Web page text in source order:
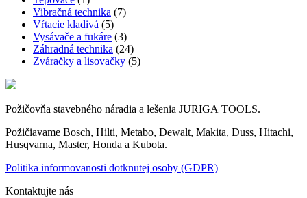
Vibračná technika (7)
Vŕtacie kladivá (5)
Vysávače a fukáre (3)
Záhradná technika (24)
Zváračky a lisovačky (5)
Požičovňa stavebného náradia a lešenia JURIGA TOOLS.
Požičiavame Bosch, Hilti, Metabo, Dewalt, Makita, Duss, Hitachi,
Husqvarna, Master, Honda a Kubota.
Politika informovanosti dotknutej osoby (GDPR)
Kontaktujte nás